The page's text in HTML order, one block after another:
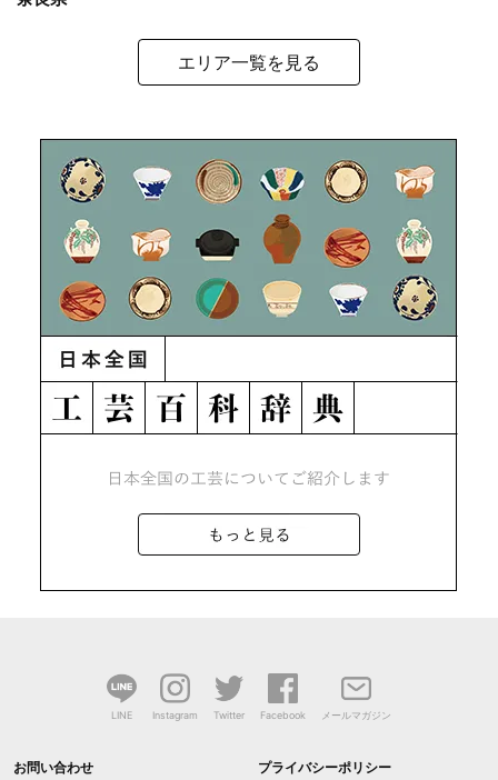
エリア一覧を見る
LINE Instagram Twitter Facebook メールマガジン
お問い合わせ プライバシーポリシー